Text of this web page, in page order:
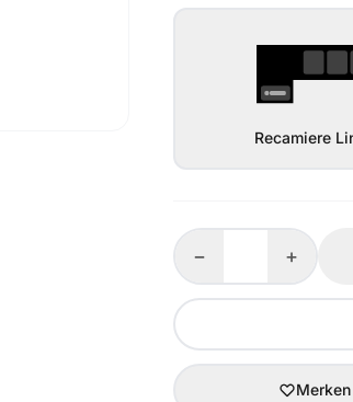
Recamiere
− +
Merken